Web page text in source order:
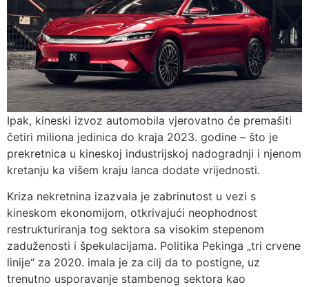
Ipak, kineski izvoz automobila vjerovatno će premašiti
četiri miliona jedinica do kraja 2023. godine – što je
prekretnica u kineskoj industrijskoj nadogradnji i njenom
kretanju ka višem kraju lanca dodate vrijednosti.
Kriza nekretnina izazvala je zabrinutost u vezi s
kineskom ekonomijom, otkrivajući neophodnost
restrukturiranja tog sektora sa visokim stepenom
zaduženosti i špekulacijama. Politika Pekinga „tri crvene
linije“ za 2020. imala je za cilj da to postigne, uz
trenutno usporavanje stambenog sektora kao